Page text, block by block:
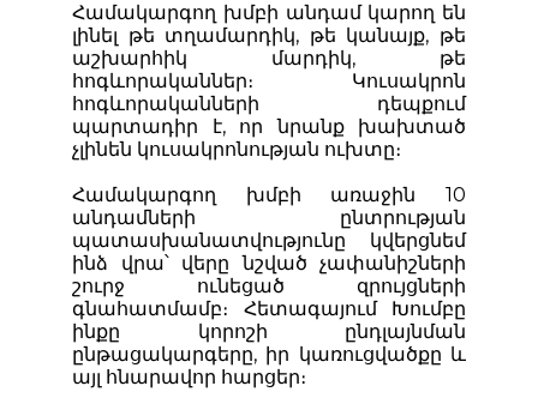
Համակարգող խմբի անդամ կարող են
լինել թե տղամարդիկ, թե կանայք, թե
աշխարհիկ մարդիկ, թե
հոգևորականներ։ Կուսակրոն
հոգևորականների դեպքում
պարտադիր է, որ նրանք խախտած
չլինեն կուսակրոնության ուխտը։
Համակարգող խմբի առաջին 10
անդամների ընտրության
պատասխանատվությունը կվերցնեմ
ինձ վրա՝ վերը նշված չափանիշների
շուրջ ունեցած զրույցների
գնահատմամբ։ Հետագայում Խումբը
ինքը կորոշի ընդլայնման
ընթացակարգերը, իր կառուցվածքը և
այլ հնարավոր հարցեր։